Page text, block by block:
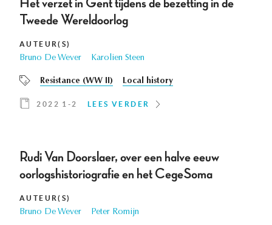
Het verzet in Gent tijdens de bezetting in de
Tweede Wereldoorlog
AUTEUR(S)
Bruno De Wever Karolien Steen
Resistance (WW II) Local history
2022 1-2 LEES VERDER
Rudi Van Doorslaer, over een halve eeuw
oorlogshistoriografie en het CegeSoma
AUTEUR(S)
Bruno De Wever Peter Romijn